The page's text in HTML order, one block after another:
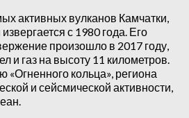
активных вулканов Камчатки,
с 1980 года. Его
произошло в 2017 году,
и газ на высоту 11 километров.
«Огненного кольца», региона
и сейсмической активности,